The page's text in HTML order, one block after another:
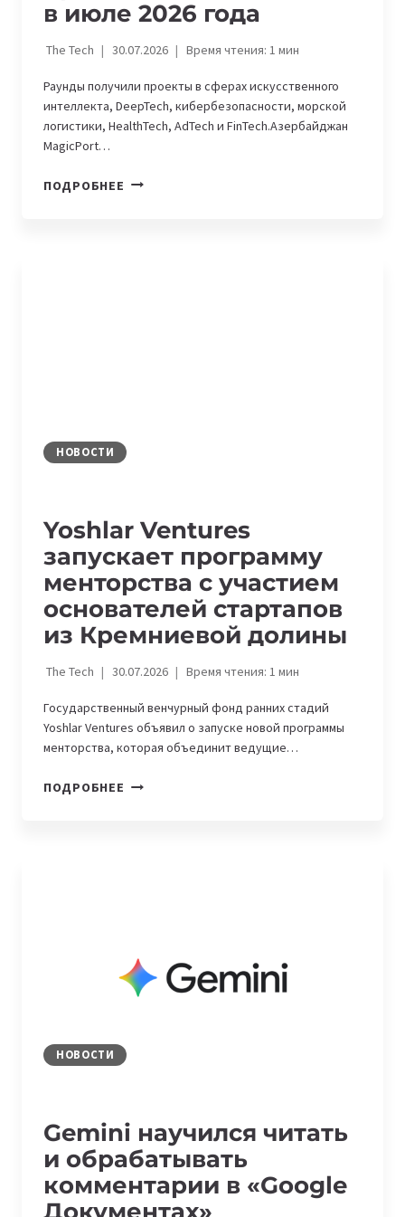
в июле 2026 года
The Tech 30.07.2026 Время чтения: 1мин
Раунды получили проекты в сферах искусственного
интеллекта, DeepTech, кибербезопасности, морской
логистики, HealthTech, AdTech и FinTech.Азербайджан
MagicPort…
ПОДРОБНЕЕ 11
ГОДА
НОВОСТИ
Yoshlar Ventures
запускает программу
менторства с участием
основателей стартапов
из Кремниевой долины
The Tech 30.07.2026 Время чтения: 1мин
Государственный венчурный фонд ранних стадий
Yoshlar Ventures объявил о запуске новой программы
менторства, которая объединит ведущие…
ПОДРОБНЕЕ YOSHLAR
ИЗ
КРЕМНИЕВОЙ
НОВОСТИ
Gemini научился читать
и обрабатывать
комментарии в «Google